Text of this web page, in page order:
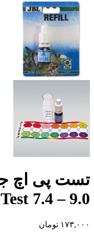
Test 7.4 – 9.0
۱۷۳,۰۰۰ تومان